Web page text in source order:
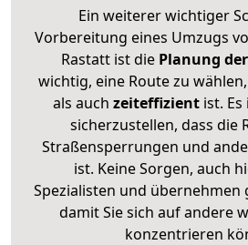
Ein weiterer wichtiger
Vorbereitung eines Umzugs
Rastatt ist diePlanung
wichtig, eine Route zu
als auch zeiteffizientist. Es
sicherzustellen, dass die
Straßensperrungen und
ist. Keine Sorgen, auch
Spezialisten und übernehmen
damit Sie sich auf andere
konzentrieren